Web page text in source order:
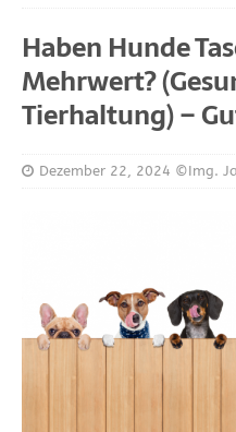
Haben Hunde
Mehrwert?
Tierhaltung) –
Dezember 22, 2024 ©Img.